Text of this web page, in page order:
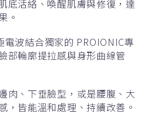
底活絡、喚醒肌膚與修復，達
。
波結合獨家的 PROIONIC專
部輪廓提拉感與身形曲線管
肉、下垂臉型，或是腰腹、大
，皆能溫和處理、持續改善。